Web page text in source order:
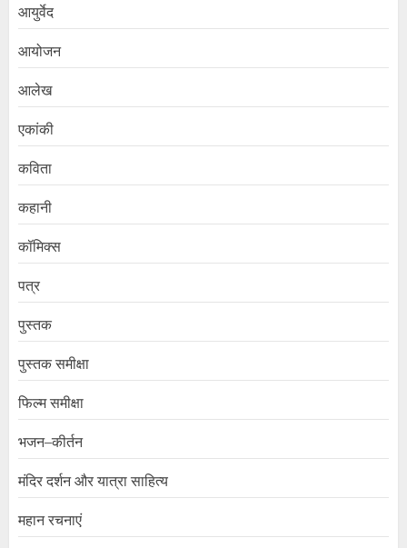
आयुर्वेद
आयोजन
आलेख
एकांकी
कविता
कहानी
कॉमिक्स
पत्र
पुस्तक
पुस्तक समीक्षा
फिल्म समीक्षा
भजन–कीर्तन
मंदिर दर्शन और यात्रा साहित्य
महान रचनाएं